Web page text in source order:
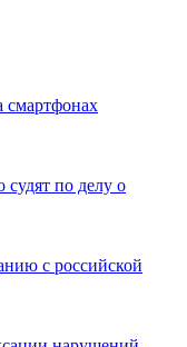
смартфонах
судят по делу о
с российской